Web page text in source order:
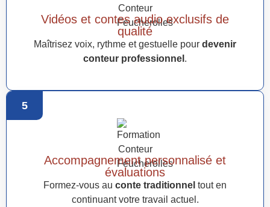
Vidéos et contes audio exclusifs de
qualité
Maîtrisez voix, rythme et gestuelle pour devenir
conteur professionnel .
5
Accompagnement personnalisé et
évaluations
Formez-vous au conte traditionnel tout en
continuant votre travail actuel.